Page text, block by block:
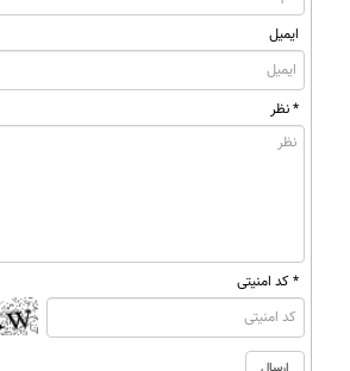
ایمیل
* نظر
* کد امنیتی